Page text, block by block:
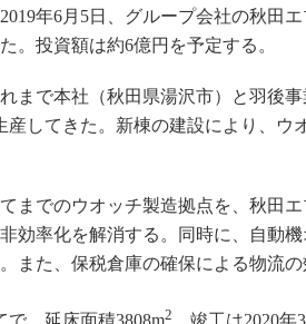
AUTOMOTIVE
産業オープンネッ
3Dプ
S＆OP
イン
製造
メイド
植物工
年6月5日、グループ会社の秋田
。投資額は約6億円を予定する。
まで本社（秋田県湯沢市）と羽後事
産してきた。新棟の建設により、ウ
までのウオッチ製造拠点を、秋田
効率化を解消する。同時に、自動
また、保税倉庫の確保による物流の
2